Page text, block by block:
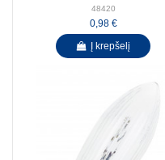
48420
0,98 €
Į krepšelį